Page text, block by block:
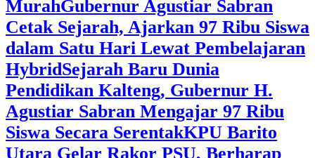
MurahGubernur Agustiar Sabran
Cetak Sejarah, Ajarkan 97 Ribu Siswa
dalam Satu Hari Lewat Pembelajaran
HybridSejarah Baru Dunia
Pendidikan Kalteng, Gubernur H.
Agustiar Sabran Mengajar 97 Ribu
Siswa Secara SerentakKPU Barito
Utara Gelar Rakor PSU, Berharap